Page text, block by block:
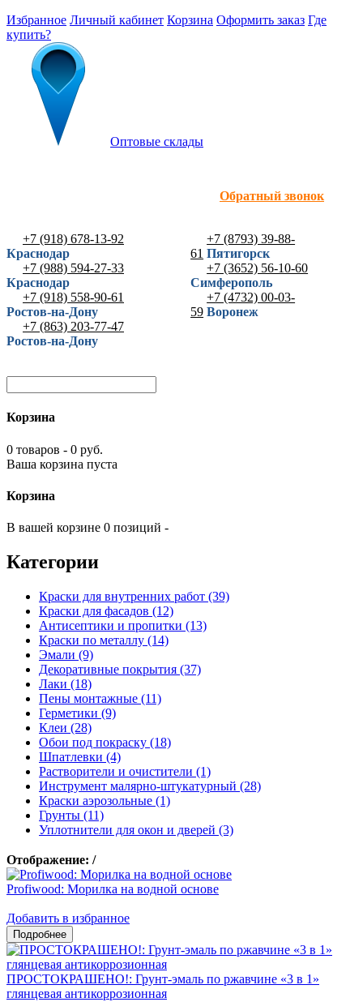
Избранное Личный кабинет Корзина Оформить заказ Где
купить?
Оптовые склады
Обратный звонок
+7 (918) 678-13-92
Краснодар
+7 (988) 594-27-33
Краснодар
+7 (918) 558-90-61
Ростов-на-Дону
+7 (863) 203-77-47
Ростов-на-Дону
+7 (8793) 39-88-
61 Пятигорск
+7 (3652) 56-10-60
Симферополь
+7 (4732) 00-03-
59 Воронеж
Корзина
0 товаров - 0 руб.
Ваша корзина пуста
Корзина
В вашей корзине 0 позиций -
Категории
Краски для внутренних работ (39)
Краски для фасадов (12)
Антисептики и пропитки (13)
Краски по металлу (14)
Эмали (9)
Декоративные покрытия (37)
Лаки (18)
Пены монтажные (11)
Герметики (9)
Клеи (28)
Обои под покраску (18)
Шпатлевки (4)
Растворители и очистители (1)
Инструмент малярно-штукатурный (28)
Краски аэрозольные (1)
Грунты (11)
Уплотнители для окон и дверей (3)
Отображение: /
Profiwood: Морилка на водной основе
Добавить в избранное
ПРОСТОКРАШЕНО!: Грунт-эмаль по ржавчине «3 в 1»
глянцевая антикоррозионная